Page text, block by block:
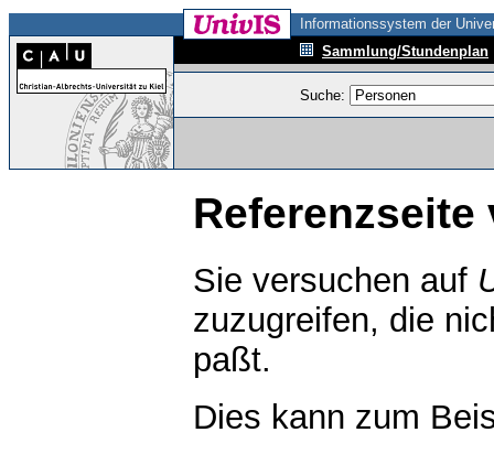
Informationssystem der
Sammlung/Stundenplan
Suche:
Referenzseite
Sie versuchen auf
zuzugreifen, die
paßt.
Dies kann zum